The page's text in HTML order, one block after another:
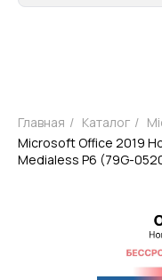
Главная / Каталог /
Microsoft Office 2019
Medialess P6 (79G-